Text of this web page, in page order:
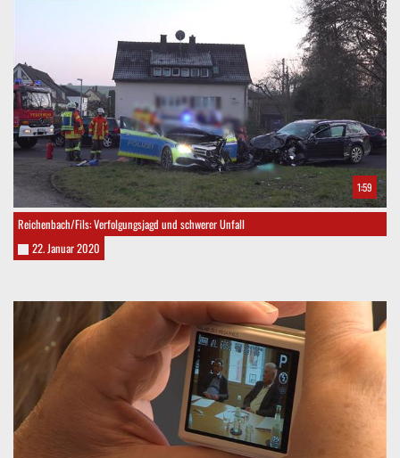
1:59
Reichenbach/Fils: Verfolgungsjagd und schwerer Unfall
22. Januar 2020